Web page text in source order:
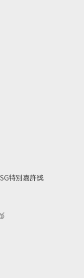
特別嘉許獎